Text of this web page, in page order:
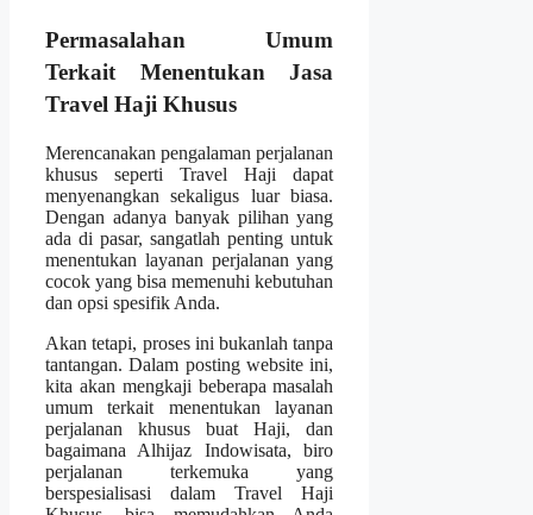
Permasalahan Umum
Terkait Menentukan Jasa
Travel Haji Khusus
Merencanakan pengalaman perjalanan
khusus seperti Travel Haji dapat
menyenangkan sekaligus luar biasa.
Dengan adanya banyak pilihan yang
ada di pasar, sangatlah penting untuk
menentukan layanan perjalanan yang
cocok yang bisa memenuhi kebutuhan
dan opsi spesifik Anda.
Akan tetapi, proses ini bukanlah tanpa
tantangan. Dalam posting website ini,
kita akan mengkaji beberapa masalah
umum terkait menentukan layanan
perjalanan khusus buat Haji, dan
bagaimana Alhijaz Indowisata, biro
perjalanan terkemuka yang
berspesialisasi dalam Travel Haji